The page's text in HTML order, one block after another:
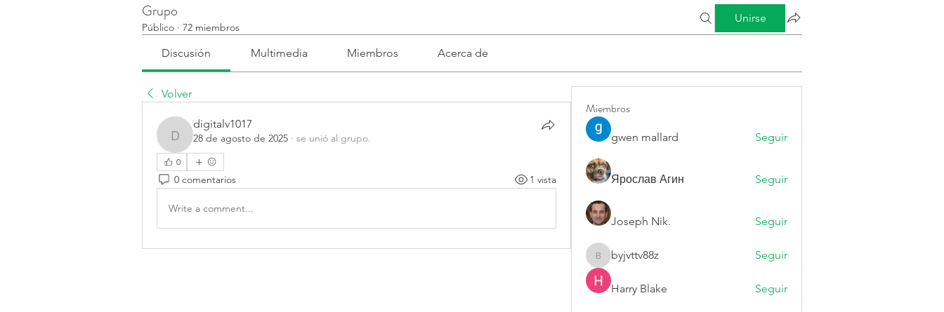
Grupo
Público · 72 miembros
Unirse
Discusión Multimedia Miembros Acerca de
Volver
digitalv1017
digitalv1017
28 de agosto de 2025 · se unió al grupo.
0
0 comentarios 1 vista
Write a comment...
Miembros
gwen mallard Seguir
Ярослав Агин Seguir
Joseph Nik. Seguir
byjvttv88z
byjvttv88z Seguir
Harry Blake Seguir